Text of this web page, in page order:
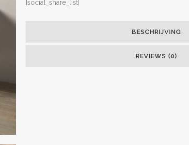
[social_share_list]
BESCHRIJVING
REVIEWS (0)